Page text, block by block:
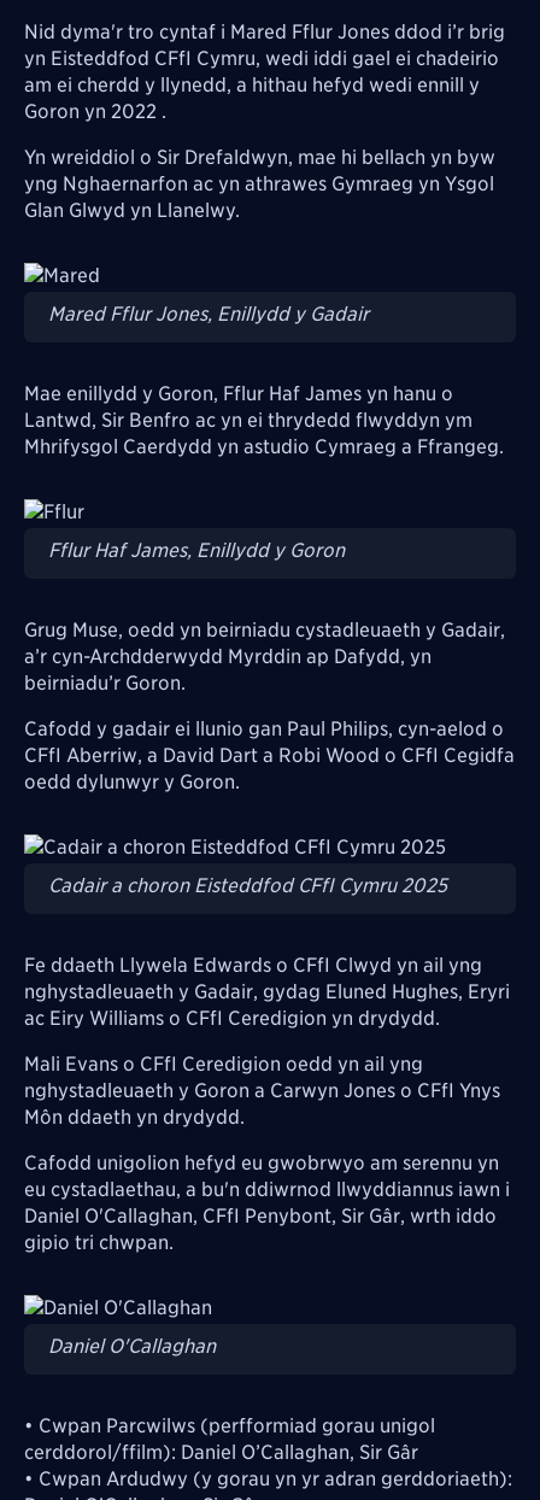
Nid dyma'r tro cyntaf i Mared Fflur Jones ddod i’r brig
yn Eisteddfod CFfI Cymru, wedi iddi gael ei chadeirio
am ei cherdd y llynedd, a hithau hefyd wedi ennill y
Goron yn 2022 .
Yn wreiddiol o Sir Drefaldwyn, mae hi bellach yn byw
yng Nghaernarfon ac yn athrawes Gymraeg yn Ysgol
Glan Glwyd yn Llanelwy.
Image
Mared Fflur Jones, Enillydd y Gadair
Mae enillydd y Goron, Fflur Haf James yn hanu o
Lantwd, Sir Benfro ac yn ei thrydedd flwyddyn ym
Mhrifysgol Caerdydd yn astudio Cymraeg a Ffrangeg.
Image
Fflur Haf James, Enillydd y Goron
Grug Muse, oedd yn beirniadu cystadleuaeth y Gadair,
a’r cyn-Archdderwydd Myrddin ap Dafydd, yn
beirniadu’r Goron.
Cafodd y gadair ei llunio gan Paul Philips, cyn-aelod o
CFfI Aberriw, a David Dart a Robi Wood o CFfI Cegidfa
oedd dylunwyr y Goron.
Image
Cadair a choron Eisteddfod CFfI Cymru 2025
Fe ddaeth Llywela Edwards o CFfI Clwyd yn ail yng
nghystadleuaeth y Gadair, gydag Eluned Hughes, Eryri
ac Eiry Williams o CFfI Ceredigion yn drydydd.
Mali Evans o CFfI Ceredigion oedd yn ail yng
nghystadleuaeth y Goron a Carwyn Jones o CFfI Ynys
Môn ddaeth yn drydydd.
Cafodd unigolion hefyd eu gwobrwyo am serennu yn
eu cystadlaethau, a bu'n ddiwrnod llwyddiannus iawn i
Daniel O'Callaghan, CFfI Penybont, Sir Gâr, wrth iddo
gipio tri chwpan.
Image
Daniel O'Callaghan
• Cwpan Parcwilws (perfformiad gorau unigol
cerddorol/ffilm): Daniel O’Callaghan, Sir Gâr
• Cwpan Ardudwy (y gorau yn yr adran gerddoriaeth):